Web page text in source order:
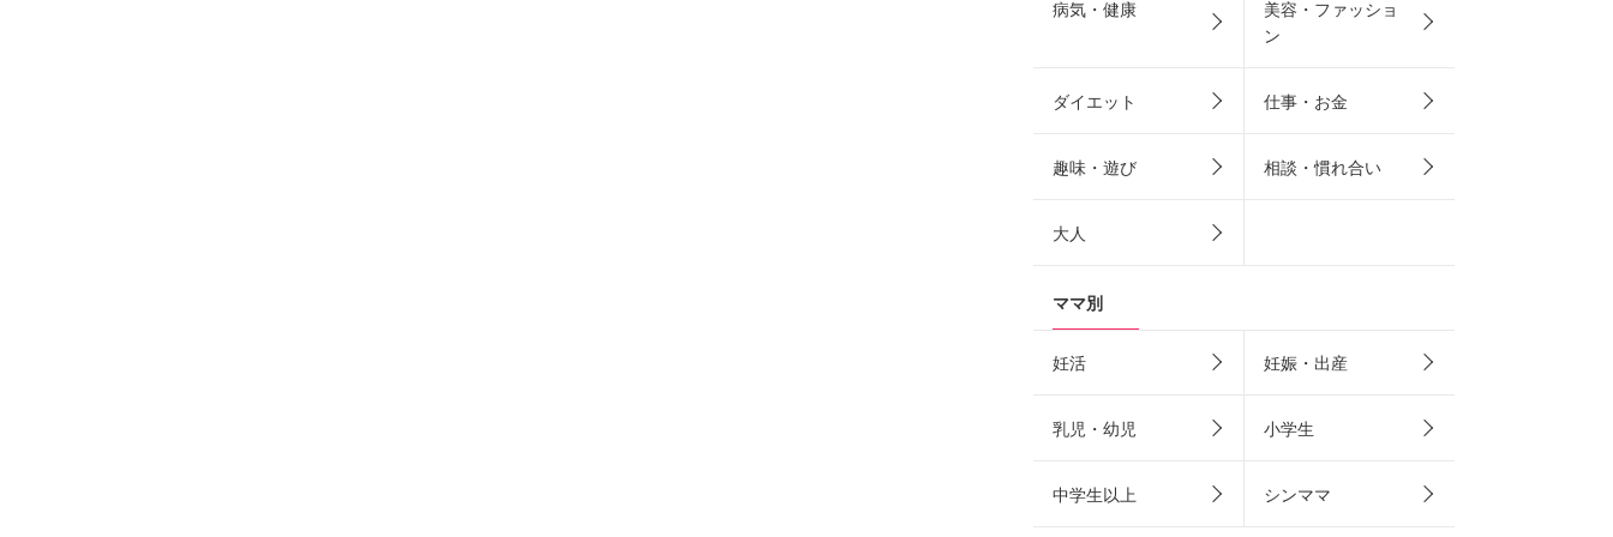
病気・健康
美容・ファッショ
ン
ダイエット 仕事・お金
趣味・遊び 相談・慣れ合い
大人
ママ別
妊活 妊娠・出産
乳児・幼児 小学生
中学生以上 シンママ